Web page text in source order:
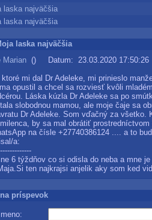
laska najväčšia
laska najväčšia
laska najväčšia
Marian () Datum: 23.03.2020 17:50:26
mi dal Dr Adeleke, mi prinieslo
opustil a chcel sa rozviesť kvôli
Láska kúzla Dr Adeleke sa po
slobodnou mamou, ale moje čaje sa
Dr Adeleke. Som vďačný za
by sa mal obrátiť prostredníctvom
na čísle +27740386124 .... a to
a:
6 týždňov co si odisla do neba a mne
ten najkrajsi anjelik aky som ked
príspevok